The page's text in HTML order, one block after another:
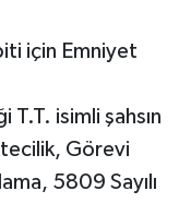
için Emniyet
isimli şahsın
Görevi
5809 Sayılı